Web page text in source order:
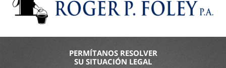
PERMÍTANOS RESOLVER
SU SITUACIÓN LEGAL